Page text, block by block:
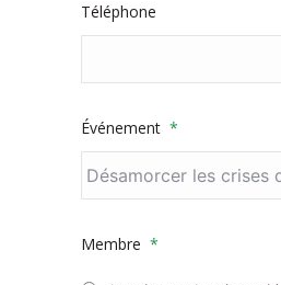
Téléphone
Événement *
Membre *